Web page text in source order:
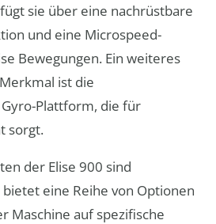
sie über eine nachrüstbare
und eine Microspeed-
Bewegungen. Ein weiteres
ist die
Plattform, die für
sorgt.
der Elise 900 sind
eine Reihe von Optionen
Maschine auf spezifische